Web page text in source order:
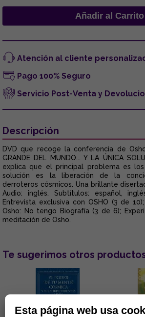
Atención al cliente
Pago 100% Seguro
Servicio Post-Venta y
Descripción
DVD que recoge la conferencia de Osho
GRANDE DEL MUNDO... Y LA ÚNICA
explica que el principal problema es
solución es la liberación de la
derroteros cósmicos. Una brillante
Audio: inglés. Subtítulos: español,
Entrevista exclusiva con OSHO (3 de
Osho: No tengo Biografía (3 de 6);
meditación de Osho.
Te sugerimos otros
Esta página web usa